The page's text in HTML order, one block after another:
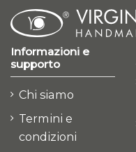
Informazioni e
supporto
Chi siamo
Termini e
condizioni